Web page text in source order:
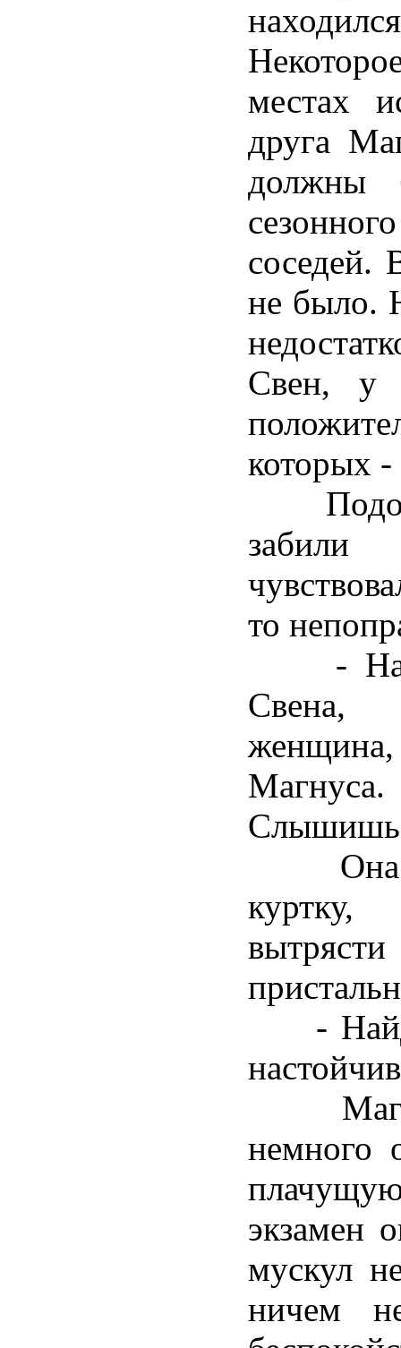
местах
друга
должны
соседей.
не было.
Свен, у
которых -
то
-
Свена,
женщина,
Она
-
немного
экзамен
мускул
ничем